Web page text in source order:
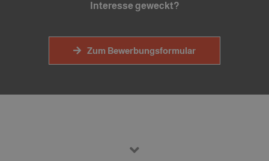
Interesse geweckt?
Zum Bewerbungsformular